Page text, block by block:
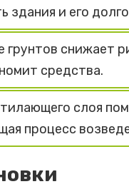
здания и его
грунтов снижает
средства.
слоя
процесс